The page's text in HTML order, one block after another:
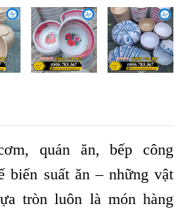
quán ăn, bếp công
biến suất ăn – những vật
tròn luôn là món hàng